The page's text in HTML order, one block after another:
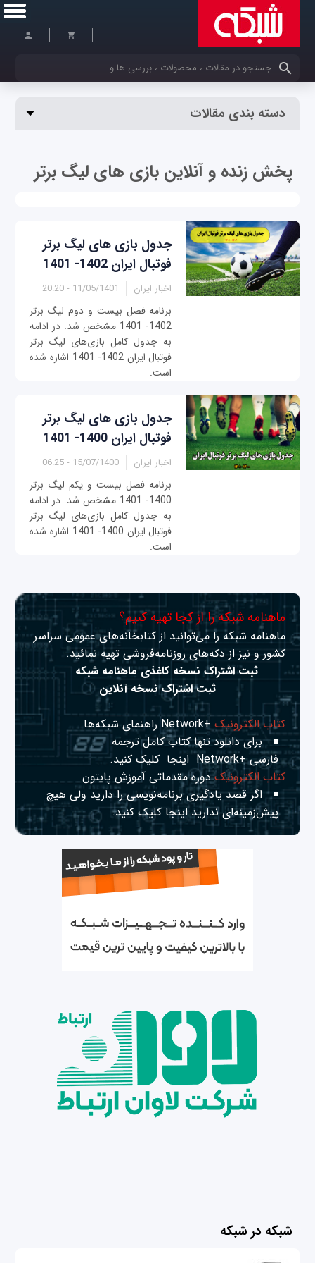
کلمات کلیدی خود را وارد کنید
دسته بندی مقالات
پخش زنده و آنلاین بازی های لیگ برتر
جدول بازی‌ های لیگ برتر
فوتبال ایران 1402- 1401
اخبار ایران 11/05/1401 - 20:20
برنامه فصل بیست و دوم لیگ برتر
1402- 1401 مشخص شد. در ادامه
به جدول کامل بازی‌های لیگ برتر
فوتبال ایران 1402- 1401 اشاره شده
است.
جدول بازی‌ های لیگ برتر
فوتبال ایران 1400- 1401
اخبار ایران 15/07/1400 - 06:25
برنامه فصل بیست و یکم لیگ برتر
1400- 1401 مشخص شد. در ادامه
به جدول کامل بازی‌های لیگ برتر
فوتبال ایران 1400- 1401 اشاره شده
است.
ماهنامه شبکه را از کجا تهیه کنیم؟
ماهنامه شبکه را می‌توانید از کتابخانه‌های عمومی سراسر
کشور و نیز از دکه‌های روزنامه‌فروشی تهیه نمائید.
ثبت اشتراک نسخه کاغذی ماهنامه شبکه
ثبت اشتراک نسخه آنلاین
کتاب الکترونیک+Network راهنمای شبکه‌ها
برای دانلود تنها کتاب کامل ترجمه
فارسی +Network
اینجا کلیک کنید.
کتاب الکترونیکدوره مقدماتی آموزش پایتون
اگر قصد یادگیری برنامه‌نویسی را دارید ولی هیچ
پیش‌زمینه‌ای نداریداینجا کلیک کنید.
شبکه در شبکه